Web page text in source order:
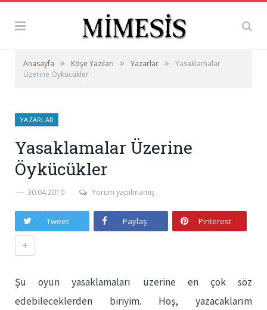
Anasayfa » Köşe Yazıları » Yazarlar »
Yasaklamalar
Üzerine Öykücükler
YAZARLAR
Yasaklamalar Üzerine
Öykücükler
30.04.2010 Yorum yapılmamış
Tweet Paylaş Pinterest
+
Şu oyun yasaklamaları üzerine en çok söz
edebileceklerden biriyim. Hoş, yazacaklarım